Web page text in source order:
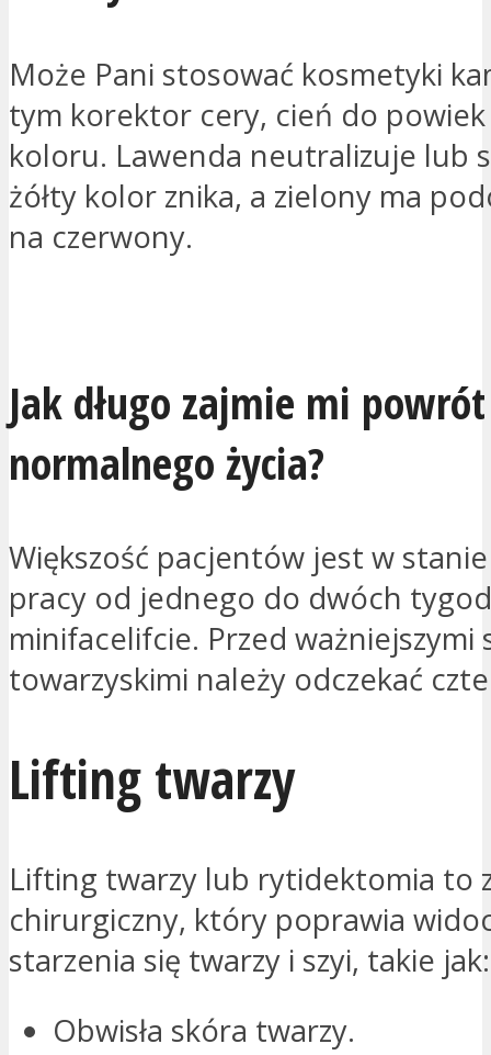
Może Pani stosować kosmetyki
tym korektor cery, cień do
koloru. Lawenda neutralizuje lub
żółty kolor znika, a zielony ma
na czerwony.
Jak długo zajmie mi
normalnego życia?
Większość pacjentów jest w
pracy od jednego do dwóch
minifacelifcie. Przed ważniejszymi
towarzyskimi należy odczekać
Lifting twarzy
Lifting twarzy lub rytidektomia to
chirurgiczny, który poprawia
starzenia się twarzy i szyi, takie jak:
Obwisła skóra twarzy.